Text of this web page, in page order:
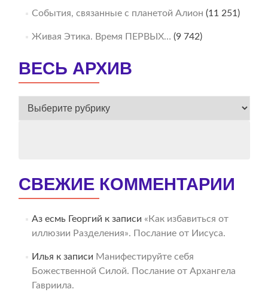
События, связанные с планетой Алион (11 251)
Живая Этика. Время ПЕРВЫХ… (9 742)
ВЕСЬ АРХИВ
ВЕСЬ
СВЕЖИЕ КОММЕНТАРИИ
Аз есмь Георгий к записи «Как избавиться от
иллюзии Разделения». Послание от Иисуса.
Илья к записи Манифестируйте себя
Божественной Силой. Послание от Архангела
Гавриила.